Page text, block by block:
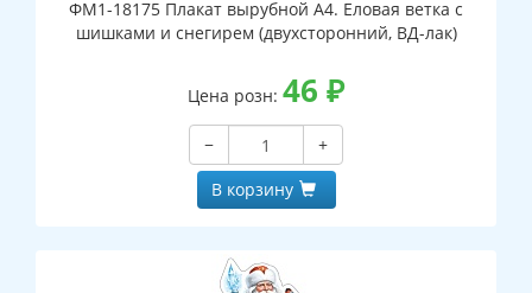
ФМ1-18175 Плакат вырубной А4. Еловая ветка с
шишками и снегирем (двухсторонний, ВД-лак)
Цена розн: 46 ₽
−
+
В корзину